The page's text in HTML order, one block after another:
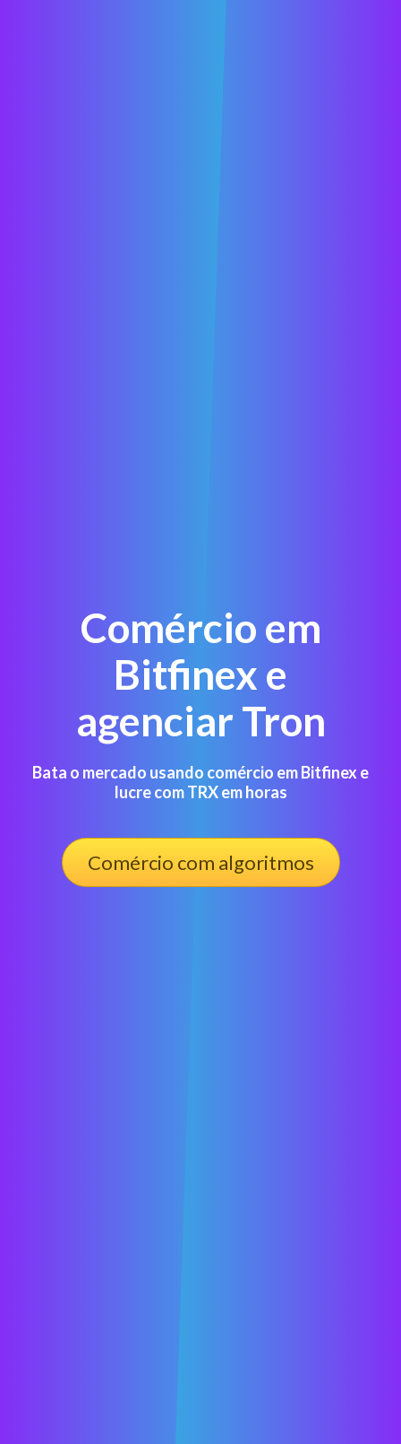
Comércio em
Bitfinex e
agenciar Tron
Bata o mercado usando comércio em Bitfinex e
lucre com TRX em horas
Comércio com algoritmos